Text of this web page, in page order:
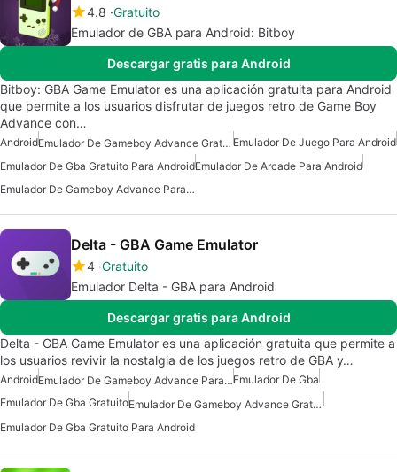
4.8 Gratuito
Emulador de GBA para Android: Bitboy
Descargar gratis para Android
Bitboy: GBA Game Emulator es una aplicación gratuita para Android
que permite a los usuarios disfrutar de juegos retro de Game Boy
Advance con…
Android Emulador De Gameboy Advance Gratuito Para Android Emulador De Juego Para Android
Emulador De Gba Gratuito Para AndroidEmulador De Arcade Para Android
Emulador De Gameboy Advance Para Android
Delta - GBA Game Emulator
4 Gratuito
Emulador Delta - GBA para Android
Descargar gratis para Android
Delta - GBA Game Emulator es una aplicación gratuita que permite a
los usuarios revivir la nostalgia de los juegos retro de GBA y…
Android Emulador De Gameboy Advance Para AndroidEmulador De Gba
Emulador De Gba Gratuito
Emulador De Gameboy Advance Gratuito Para Android
Emulador De Gba Gratuito Para Android